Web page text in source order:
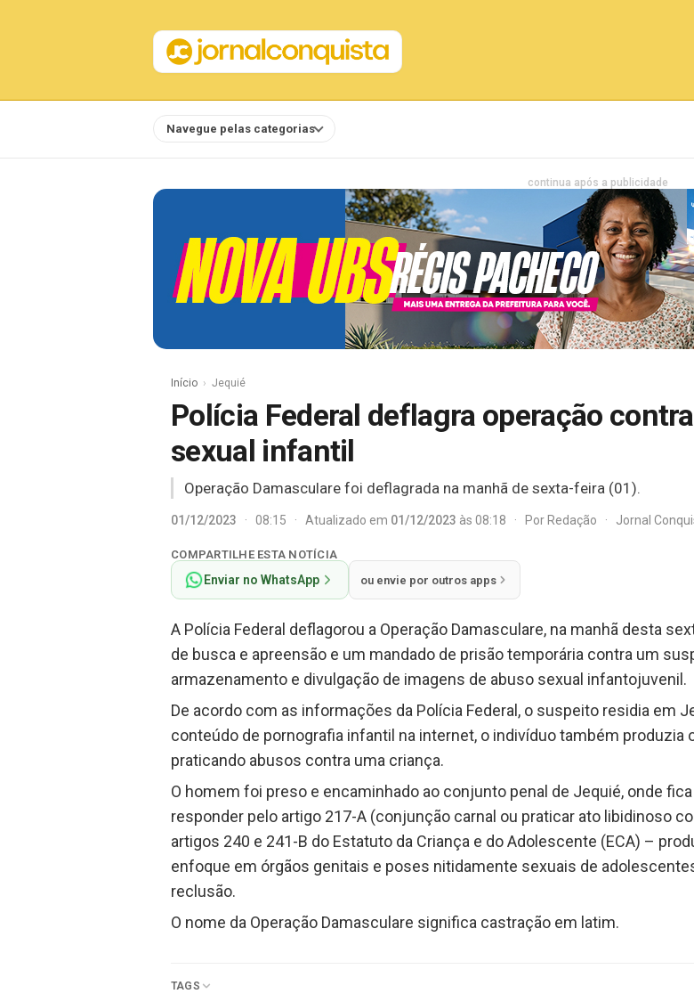
Navegue pelas categorias
continua após a publicidade
Início Jequié
Polícia Federal deflagra operação
sexual infantil
Operação Damasculare foi deflagrada na manhã de sexta-feira (01).
01/12/2023 · 08:15 · Atualizado em 01/12/2023 às 08:18 · PorRedação · Jornal
COMPARTILHE ESTA NOTÍCIA
Enviar no WhatsApp ou envie por outros apps
A Polícia Federal deflagorou a Operação Damasculare, na manhã desta
de busca e apreensão e um mandado de prisão temporária contra um
armazenamento e divulgação de imagens de abuso sexual infantojuvenil.
De acordo com as informações da Polícia Federal, o suspeito residia em
conteúdo de pornografia infantil na internet, o indivíduo também produzia
praticando abusos contra uma criança.
O homem foi preso e encaminhado ao conjunto penal de Jequié, onde
responder pelo artigo 217-A (conjunção carnal ou praticar ato libidinoso
artigos 240 e 241-B do Estatuto da Criança e do Adolescente (ECA) –
enfoque em órgãos genitais e poses nitidamente sexuais de
reclusão.
O nome da Operação Damasculare significa castração em latim.
TAGS